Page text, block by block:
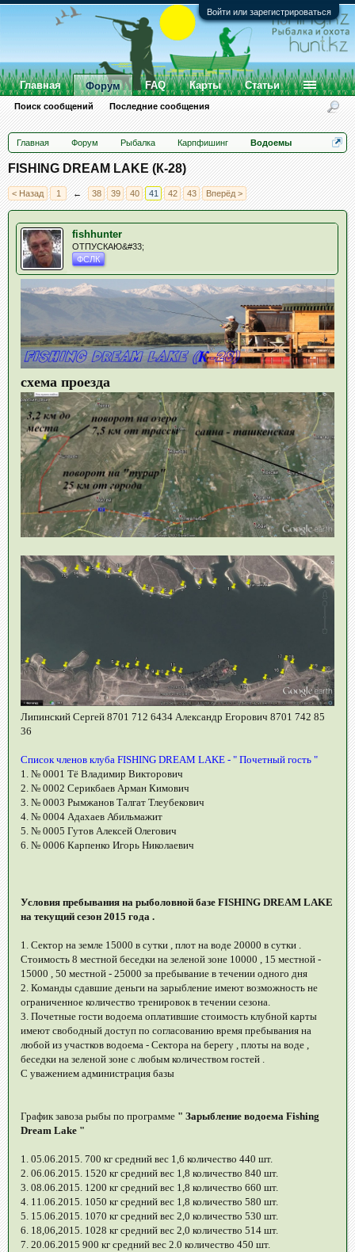
Войти или зарегистрироваться
Главная Форум Рыбалка Карпфишинг Водоемы
FISHING DREAM LAKE (К-28)
< Назад 1 ← 38 39 40 41 42 43 Вперёд >
fishhunter
ОТПУСКАЮ&#33;
ФСЛК
схема проезда
Липинский Сергей 8701 712 6434 Александр Егорович 8701 742 85
36
Список членов клуба FISHING DREAM LAKE - " Почетный гость "
1. № 0001 Тё Владимир Викторович
2. № 0002 Серикбаев Арман Кимович
3. № 0003 Рымжанов Талгат Тлеубекович
4. № 0004 Адахаев Абильмажит
5. № 0005 Гутов Алексей Олегович
6. № 0006 Карпенко Игорь Николаевич
Условия пребывания на рыболовной базе FISHING DREAM LAKE
на текущий сезон 2015 года .
1. Сектор на земле 15000 в сутки , плот на воде 20000 в сутки .
Стоимость 8 местной беседки на зеленой зоне 10000 , 15 местной -
15000 , 50 местной - 25000 за пребывание в течении одного дня
2. Команды сдавшие деньги на зарыбление имеют возможность не
ограниченное количество тренировок в течении сезона.
3. Почетные гости водоема оплатившие стоимость клубной карты
имеют свободный доступ по согласованию время пребывания на
любой из участков водоема - Сектора на берегу , плоты на воде ,
беседки на зеленой зоне с любым количеством гостей .
С уважением администрация базы
График завоза рыбы по программе " Зарыбление водоема Fishing
Dream Lake "
1. 05.06.2015. 700 кг средний вес 1,6 количество 440 шт.
2. 06.06.2015. 1520 кг средний вес 1,8 количество 840 шт.
3. 08.06.2015. 1200 кг средний вес 1,8 количество 660 шт.
4. 11.06.2015. 1050 кг средний вес 1,8 количество 580 шт.
5. 15.06.2015. 1070 кг средний вес 2,0 количество 530 шт.
6. 18,06,2015. 1028 кг средний вес 2,0 количество 514 шт.
7. 20.06.2015 900 кг средний вес 2.0 количество 450 шт.
Главная Форум
Поиск сообщений Последние сообщения
FAQ Карты Статьи